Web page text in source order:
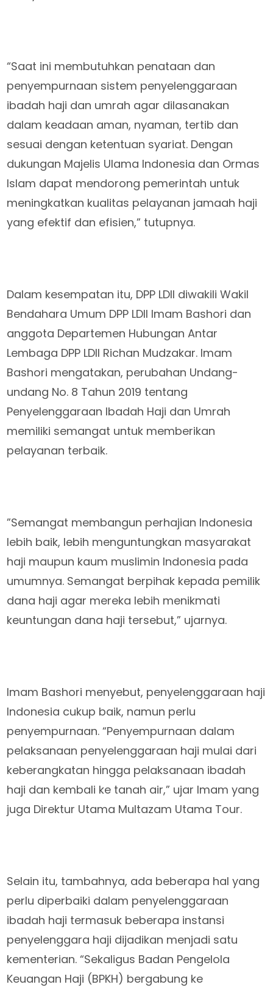
“Saat ini membutuhkan penataan dan
penyempurnaan sistem penyelenggaraan
ibadah haji dan umrah agar dilasanakan
dalam keadaan aman, nyaman, tertib dan
sesuai dengan ketentuan syariat. Dengan
dukungan Majelis Ulama Indonesia dan Ormas
Islam dapat mendorong pemerintah untuk
meningkatkan kualitas pelayanan jamaah haji
yang efektif dan efisien,” tutupnya.
Dalam kesempatan itu, DPP LDII diwakili Wakil
Bendahara Umum DPP LDII Imam Bashori dan
anggota Departemen Hubungan Antar
Lembaga DPP LDII Richan Mudzakar. Imam
Bashori mengatakan, perubahan Undang-
undang No. 8 Tahun 2019 tentang
Penyelenggaraan Ibadah Haji dan Umrah
memiliki semangat untuk memberikan
pelayanan terbaik.
”Semangat membangun perhajian Indonesia
lebih baik, lebih menguntungkan masyarakat
haji maupun kaum muslimin Indonesia pada
umumnya. Semangat berpihak kepada pemilik
dana haji agar mereka lebih menikmati
keuntungan dana haji tersebut,” ujarnya.
Imam Bashori menyebut, penyelenggaraan haji
Indonesia cukup baik, namun perlu
penyempurnaan. “Penyempurnaan dalam
pelaksanaan penyelenggaraan haji mulai dari
keberangkatan hingga pelaksanaan ibadah
haji dan kembali ke tanah air,” ujar Imam yang
juga Direktur Utama Multazam Utama Tour.
Selain itu, tambahnya, ada beberapa hal yang
perlu diperbaiki dalam penyelenggaraan
ibadah haji termasuk beberapa instansi
penyelenggara haji dijadikan menjadi satu
kementerian. “Sekaligus Badan Pengelola
Keuangan Haji (BPKH) bergabung ke